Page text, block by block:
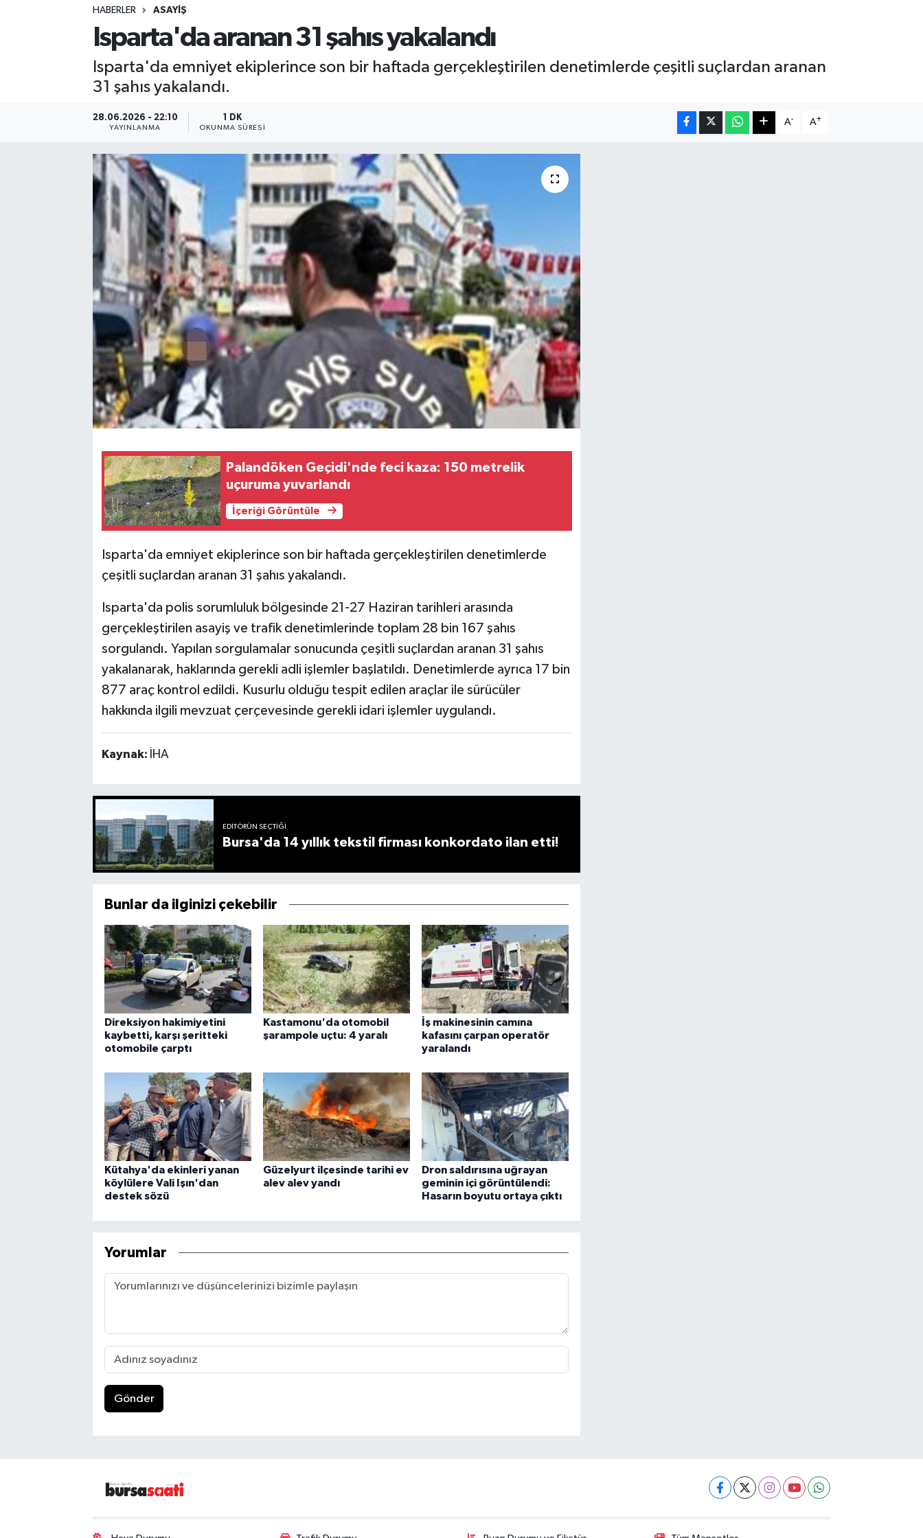
HABERLER ASAYIŞ
Isparta'da aranan 31 şahıs yakalandı
Isparta'da emniyet ekiplerince son bir haftada gerçekleştirilen denetimlerde çeşitli suçlardan aranan
31 şahıs yakalandı.
28.06.2026 - 22:10
YAYINLANMA
1 DK
OKUNMA SÜRESI
A- A+
Palandöken Geçidi'nde feci kaza: 150 metrelik
uçuruma yuvarlandı
İçeriği Görüntüle
Isparta'da emniyet ekiplerince son bir haftada gerçekleştirilen denetimlerde
çeşitli suçlardan aranan 31 şahıs yakalandı.
Isparta'da polis sorumluluk bölgesinde 21-27 Haziran tarihleri arasında
gerçekleştirilen asayiş ve trafik denetimlerinde toplam 28 bin 167 şahıs
sorgulandı. Yapılan sorgulamalar sonucunda çeşitli suçlardan aranan 31 şahıs
yakalanarak, haklarında gerekli adli işlemler başlatıldı. Denetimlerde ayrıca 17 bin
877 araç kontrol edildi. Kusurlu olduğu tespit edilen araçlar ile sürücüler
hakkında ilgili mevzuat çerçevesinde gerekli idari işlemler uygulandı.
Kaynak: İHA
EDITÖRÜN SEÇTIĞI
Bursa'da 14 yıllık tekstil firması konkordato ilan etti!
Bunlar da ilginizi çekebilir
Direksiyon hakimiyetini
kaybetti, karşı şeritteki
otomobile çarptı
Kastamonu'da otomobil
şarampole uçtu: 4 yaralı
İş makinesinin camına
kafasını çarpan operatör
yaralandı
Kütahya'da ekinleri yanan
köylülere Vali Işın'dan
destek sözü
Güzelyurt ilçesinde tarihi ev
alev alev yandı
Dron saldırısına uğrayan
geminin içi görüntülendi:
Hasarın boyutu ortaya çıktı
Yorumlar
Gönder